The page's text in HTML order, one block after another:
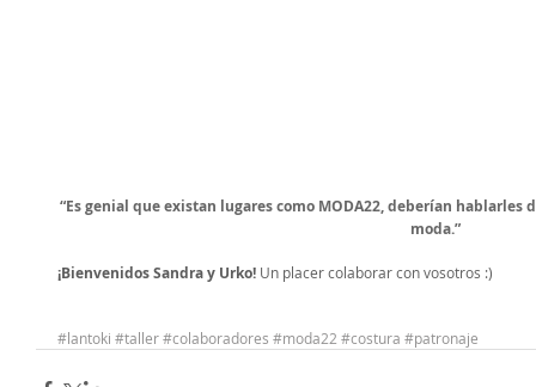
“Es genial que existan lugares como MODA22, deberían
moda.”
¡Bienvenidos Sandra y Urko! Un placer colaborar con vosotros :)
#lantoki #taller#colaboradores #moda22 #costura #patronaje